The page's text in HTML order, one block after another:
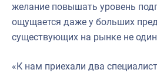
желание повышать уровень
ощущается даже у больших
существующих на рынке не один
«К нам приехали два